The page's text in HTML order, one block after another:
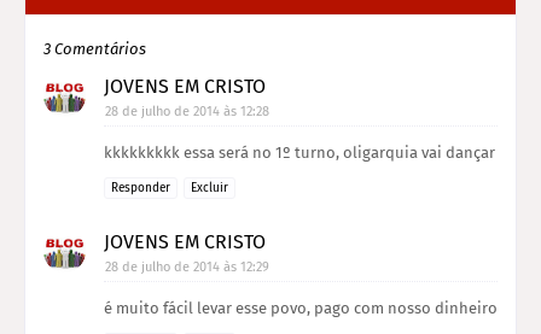
3 Comentários
JOVENS EM CRISTO
28 de julho de 2014 às 12:28
kkkkkkkkk essa será no 1º turno, oligarquia vai dançar
Responder Excluir
JOVENS EM CRISTO
28 de julho de 2014 às 12:29
é muito fácil levar esse povo, pago com nosso dinheiro